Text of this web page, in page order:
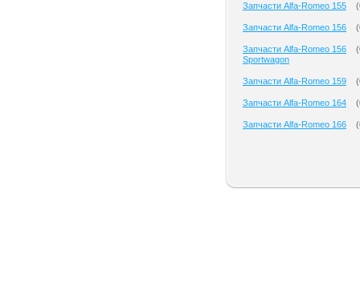
Запчасти Alfa-Romeo 155 (
Запчасти Alfa-Romeo 156 (
Запчасти Alfa-Romeo 156
Sportwagon
(
Запчасти Alfa-Romeo 159 (
Запчасти Alfa-Romeo 164 (
Запчасти Alfa-Romeo 166 (